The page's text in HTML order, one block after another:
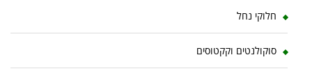
חלוקי נחל
סוקולנטים וקקטוסים